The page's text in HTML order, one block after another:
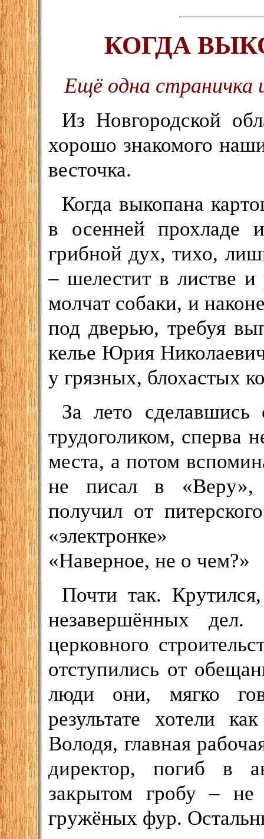
КОГДА
Ещё одна страничка
Из Новгородской
хорошо знакомого
весточка.
Когда выкопана
в осенней прохладе
грибной дух, тихо,
– шелестит в листве
молчат собаки, и
под дверью, требуя
келье Юрия
у грязных, блохастых
За лето сделавшись
трудоголиком, сперва
места, а потом
не писал в «Веру»,
получил от
«электронке»
«Наверное, не о чем?»
Почти так.
незавершённых
церковного
отступились от
люди они, мягко
результате хотели
Володя, главная
директор, погиб в
закрытом гробу – не
гружёных фур.